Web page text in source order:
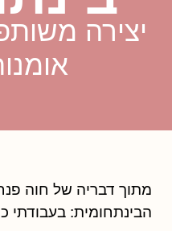
יצירה
מתוך דבריה של חוה
הבינתחומית: בעבודתי